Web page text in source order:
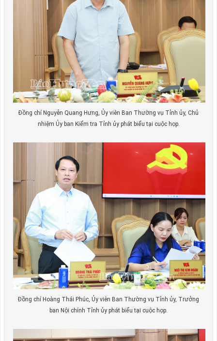
Đồng chí Nguyễn Quang Hưng, Ủy viên Ban Thường vụ Tỉnh ủy, Chủ
nhiệm Ủy ban Kiểm tra Tỉnh ủy phát biểu tại cuộc họp.
Đồng chí Hoàng Thái Phúc, Ủy viên Ban Thường vụ Tỉnh ủy, Trưởng
ban Nội chính Tỉnh ủy phát biểu tại cuộc họp.